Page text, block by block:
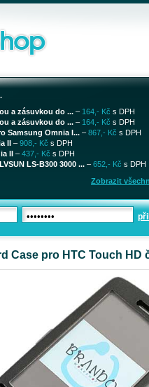
a zásuvkou do ... – 164,- Kč s DPH
a zásuvkou do ... – 164,- Kč s DPH
Samsung Omnia I... – 867,- Kč s DPH
II – 908,- Kč s DPH
II – 437,- Kč s DPH
LS-B300 3000 ... – 652,- Kč s DPH
Zobrazit
Case pro HTC Touch HD